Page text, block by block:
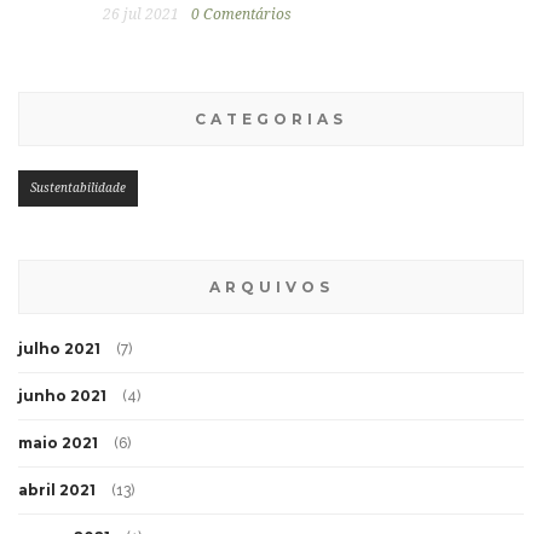
26 jul 2021 0 Comentários
CATEGORIAS
Sustentabilidade
ARQUIVOS
julho 2021 (7)
junho 2021 (4)
maio 2021 (6)
abril 2021 (13)